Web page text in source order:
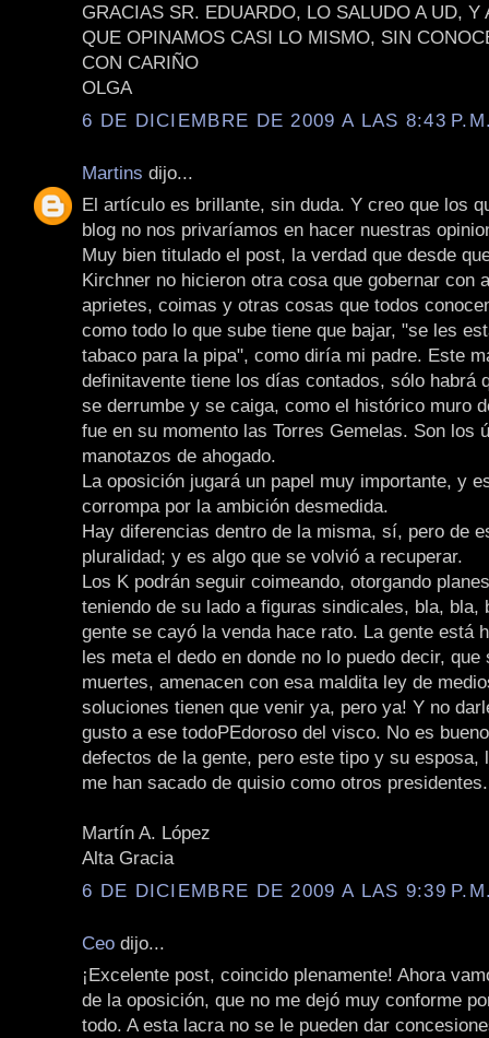
GRACIAS SR. EDUARDO, LO SALUDO A UD, Y
QUE OPINAMOS CASI LO MISMO, SIN
CON CARIÑO
OLGA
6 DE DICIEMBRE DE 2009 A LAS 8:43
Martins dijo...
El artículo es brillante, sin duda. Y creo que los
blog no nos privaríamos en hacer nuestras
Muy bien titulado el post, la verdad que desde
Kirchner no hicieron otra cosa que gobernar con
aprietes, coimas y otras cosas que todos
como todo lo que sube tiene que bajar, "se les
tabaco para la pipa", como diría mi padre. Este
definitavente tiene los días contados, sólo habrá
se derrumbe y se caiga, como el histórico muro
fue en su momento las Torres Gemelas. Son los
manotazos de ahogado.
La oposición jugará un papel muy importante, y
corrompa por la ambición desmedida.
Hay diferencias dentro de la misma, sí, pero de
pluralidad; y es algo que se volvió a recuperar.
Los K podrán seguir coimeando, otorgando
teniendo de su lado a figuras sindicales, bla, bla,
gente se cayó la venda hace rato. La gente está
les meta el dedo en donde no lo puedo decir,
muertes, amenacen con esa maldita ley de
soluciones tienen que venir ya, pero ya! Y no
gusto a ese todoPEdoroso del visco. No es
defectos de la gente, pero este tipo y su esposa,
me han sacado de quisio como otros presidentes.
Martín A. López
Alta Gracia
6 DE DICIEMBRE DE 2009 A LAS 9:39
Ceo dijo...
¡Excelente post, coincido plenamente! Ahora
de la oposición, que no me dejó muy conforme
todo. A esta lacra no se le pueden dar